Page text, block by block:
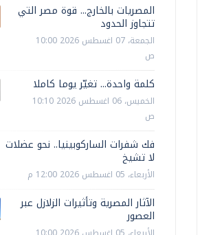
المصريات بالخارج... قوة مصر التي
تتجاوز الحدود
الجمعة، 07 اغسطس 2026 10:00
ص
كلمة واحدة... تغيّر يوما كاملا
الخميس، 06 اغسطس 2026 10:10
ص
فك شفرات الساركوبينيا.. نحو عضلات
لا تشيخ
الأربعاء، 05 اغسطس 2026 12:00 م
الآثار المصرية وتأثيرات الزلازل عبر
العصور